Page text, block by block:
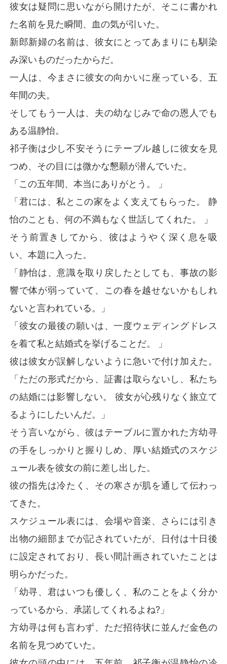
彼女は疑問に思いながら開けたが、そこに書かれ
た名前を見た瞬間、血の気が引いた。
新郎新婦の名前は、彼女にとってあまりにも馴染
み深いものだったからだ。
一人は、今まさに彼女の向かいに座っている、五
年間の夫。
そしてもう一人は、夫の幼なじみで命の恩人でも
ある温静怡。
祁子衡は少し不安そうにテーブル越しに彼女を見
つめ、その目には微かな懇願が潜んでいた。
「この五年間、本当にありがとう。 」
「君には、私とこの家をよく支えてもらった。 静
怡のことも、何の不満もなく世話してくれた。 」
そう前置きしてから、彼はようやく深く息を吸
い、本題に入った。
「静怡は、意識を取り戻したとしても、事故の影
響で体が弱っていて、この春を越せないかもしれ
ないと言われている。」
「彼女の最後の願いは、一度ウェディングドレス
を着て私と結婚式を挙げることだ。 」
彼は彼女が誤解しないように急いで付け加えた。
「ただの形式だから、証書は取らないし、私たち
の結婚には影響しない。 彼女が心残りなく旅立て
るようにしたいんだ。」
そう言いながら、彼はテーブルに置かれた方幼寻
の手をしっかりと握りしめ、厚い結婚式のスケジ
ュール表を彼女の前に差し出した。
彼の指先は冷たく、その寒さが肌を通して伝わっ
てきた。
スケジュール表には、会場や音楽、さらには引き
出物の細部までが記されていたが、日付は十日後
に設定されており、長い間計画されていたことは
明らかだった。
「幼寻、君はいつも優しく、私のことをよく分か
っているから、承諾してくれるよね?」
方幼寻は何も言わず、ただ招待状に並んだ金色の
名前を見つめていた。